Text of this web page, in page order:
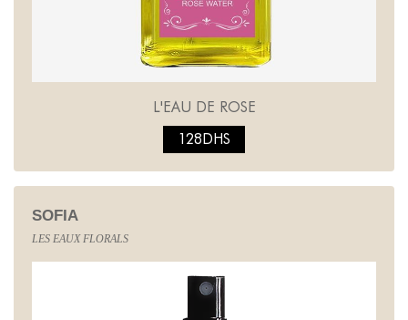
L'EAU DE ROSE
128DHS
SOFIA
LES EAUX FLORALS